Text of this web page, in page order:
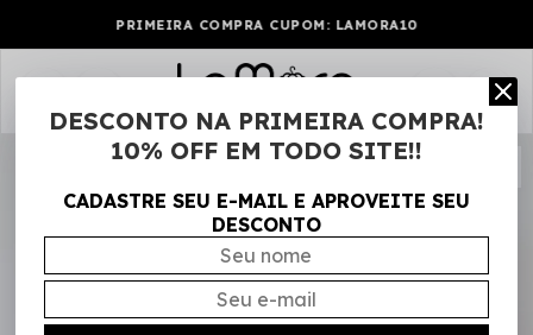
PRIMEIRA COMPRA CUPOM: LAMORA10
0
DESCONTO NA PRIMEIRA COMPRA!
10% OFF EM TODO SITE!!
CADASTRE SEU E-MAIL E APROVEITE SEU
DESCONTO